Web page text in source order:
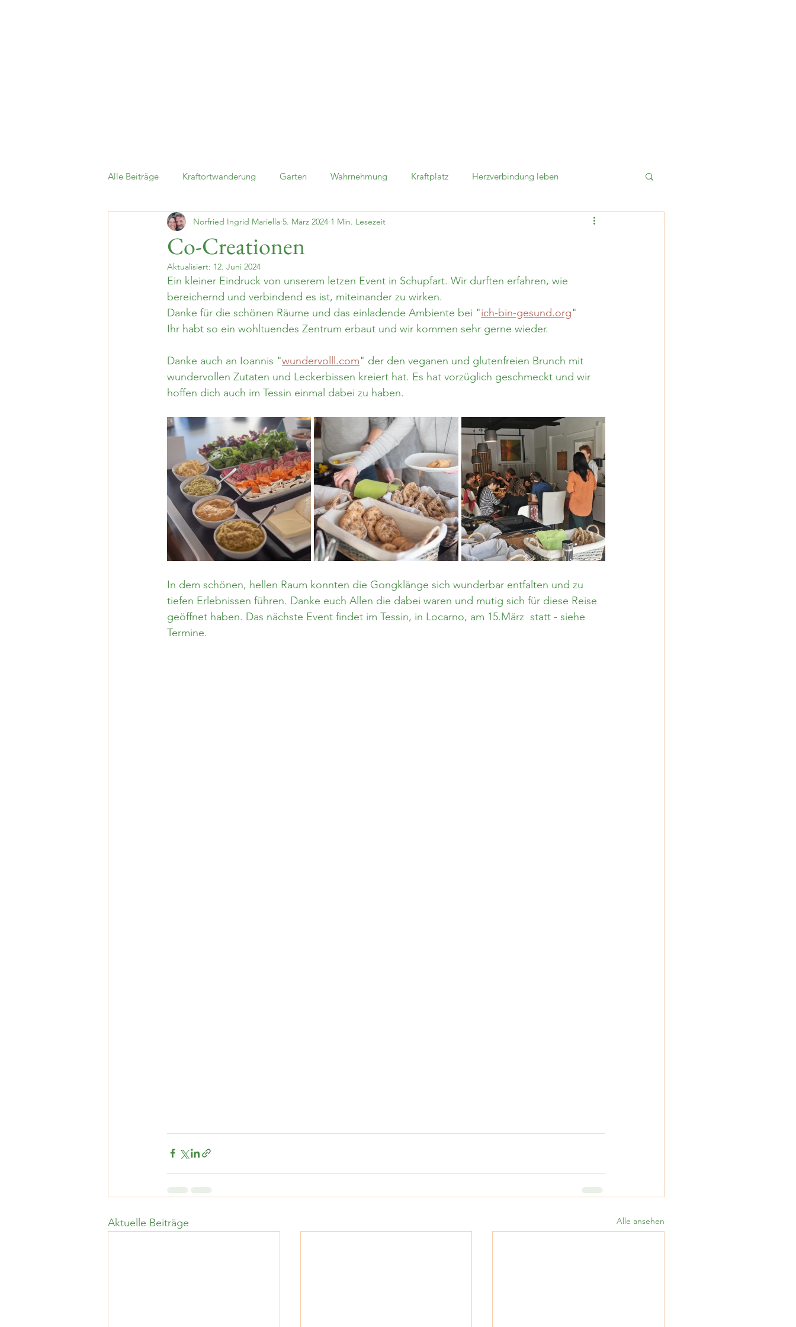
Alle Beiträge Kraftortwanderung Garten Wahrnehmung Kraftplatz Herzverbindung leben
Potenzialentfaltung NeuzeitTag Drachenkraft Gongklang
Lago Maggiore Tessin
Co-Creationen
Norfried Ingrid Mariella 5. März 2024 1 Min. Lesezeit
Aktualisiert: 12. Juni 2024
Ein kleiner Eindruck von unserem letzen Event in Schupfart. Wir durften erfahren, wie
bereichernd und verbindend es ist, miteinander zu wirken.
Danke für die schönen Räume und das einladende Ambiente bei "ich-bin-gesund.org"
Ihr habt so ein wohltuendes Zentrum erbaut und wir kommen sehr gerne wieder.
Danke auch an Ioannis "wundervolll.com" der den veganen und glutenfreien Brunch mit
wundervollen Zutaten und Leckerbissen kreiert hat. Es hat vorzüglich geschmeckt und wir
hoffen dich auch im Tessin einmal dabei zu haben.
In dem schönen, hellen Raum konnten die Gongklänge sich wunderbar entfalten und zu
tiefen Erlebnissen führen. Danke euch Allen die dabei waren und mutig sich für diese Reise
geöffnet haben. Das nächste Event findet im Tessin, in Locarno, am 15.März  statt - siehe
Termine.
Aktuelle Beiträge Alle ansehen